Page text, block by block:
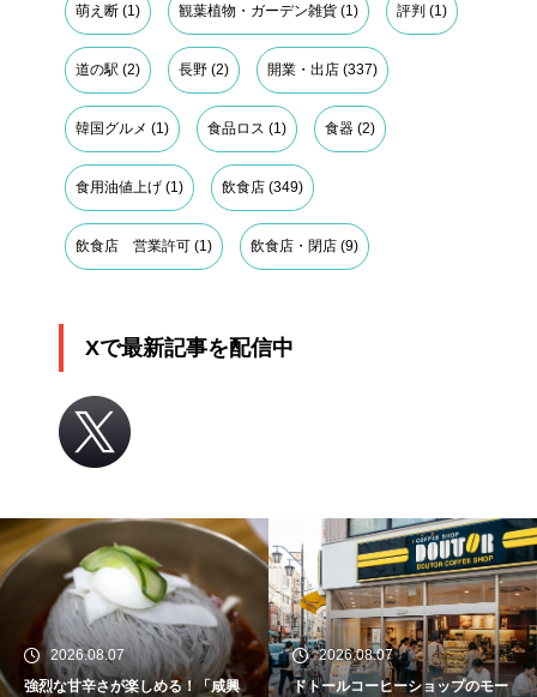
萌え断 (1) 観葉植物・ガーデン雑貨 (1) 評判 (1)
道の駅 (2) 長野 (2) 開業・出店 (337)
韓国グルメ (1) 食品ロス (1) 食器 (2)
食用油値上げ (1) 飲食店 (349)
飲食店 営業許可 (1) 飲食店・閉店 (9)
Xで最新記事を配信中
2026.08.07
強烈な甘辛さが楽しめる！「咸興
2026.08.07
ドトールコーヒーショップのモー